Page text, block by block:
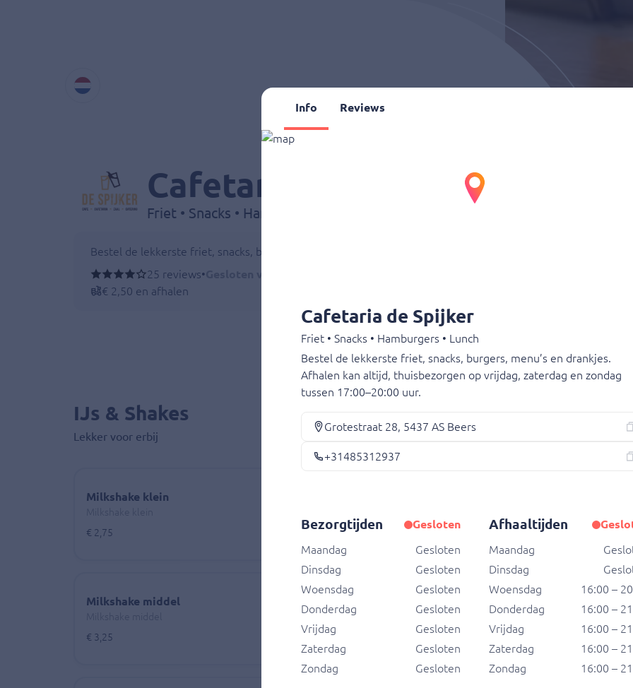
Cafetaria de Spijker
Friet • Snacks • Hamburgers • Lunch
Bestel de lekkerste friet, snacks, burgers, menu’s en drankjes. Afhalen kan altijd, thuisbezorgen op vrijdag,
25 reviews•
€ 2,50 en afhalen
IJs & Shakes
Lekker voor erbij
Milkshake klein
€ 2,75
Milkshake middel
€ 3,25
Info Reviews
Cafetaria de Spijker
Friet • Snacks • Hamburgers • Lunch
Bestel de lekkerste friet, snacks, burgers, menu’s en drankjes.
Afhalen kan altijd, thuisbezorgen op vrijdag, zaterdag en zondag
tussen 17:00–20:00 uur.
Grotestraat 28, 5437 AS Beers
+31485312937
Bezorgtijden
Gesloten
Maandag
Gesloten
Dinsdag
Gesloten
Woensdag
Gesloten
Donderdag
Gesloten
Vrijdag
Gesloten
Zaterdag
Gesloten
Zondag
Gesloten
Afhaaltijden
Maandag
Dinsdag
Woensdag
16:00 –
Donderdag
16:00 –
Vrijdag
16:00 –
Zaterdag
16:00 –
Zondag
16:00 –